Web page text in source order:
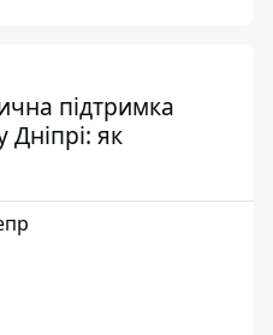
підтримка
Дніпрі: як